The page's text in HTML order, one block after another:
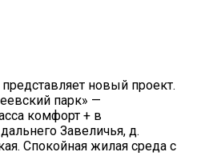
новый проект.
парк» —
комфорт + в
Завеличья, д.
Спокойная жилая среда с